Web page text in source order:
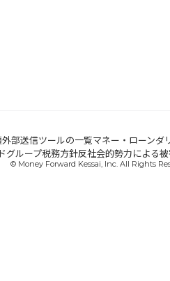
外部送信ツールの一覧マネー・ローンダ
グループ税務方針反社会的勢力による
© Money Forward Kessai, Inc. All Rights